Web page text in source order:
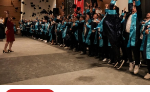
Eskişehir Haber İçerikleri
Eskişehir Hava Durumu
Eskişehir Tramvay Saatleri
Eskişehir Otobüs Saatleri